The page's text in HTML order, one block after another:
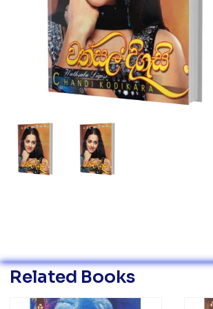
Related Books